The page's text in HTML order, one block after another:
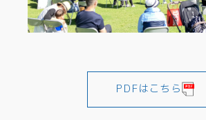
PDFはこちら